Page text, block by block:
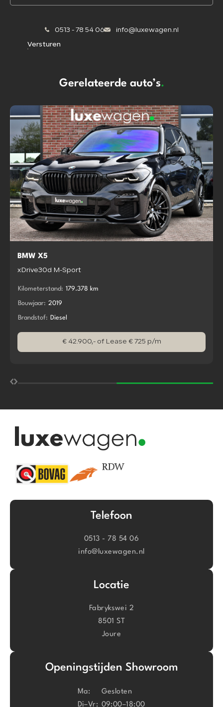
0513 - 78 54 06
info@luxewagen.nl
Versturen
Gerelateerde auto’s.
BMW X5
xDrive30d M-Sport
Kilometerstand: 179.378 km
Bouwjaar: 2019
Brandstof: Diesel
€ 42.900,- of Lease € 725 p/m
Telefoon
0513 - 78 54 06
info@luxewagen.nl
Locatie
Fabrykswei 2
8501 ST
Joure
Openingstijden Showroom
Ma:
Gesloten
Di–Vr: 09:00–18:00